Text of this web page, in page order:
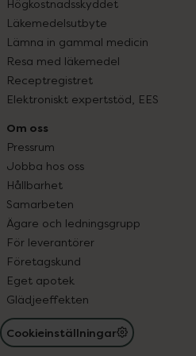
Högkostnadsskyddet
Läkemedelsutbyte
Lämna in gammal medicin
Resa med läkemedel
Receptregistret
Elektroniskt expertstöd, EES
Om oss
Pressrum
Jobba hos oss
Hållbarhet
Samarbeten
Ägare och ledningsgrupp
För leverantörer
Företagskund
Eget apotek
Glädjeeffekten
Cookieinställningar